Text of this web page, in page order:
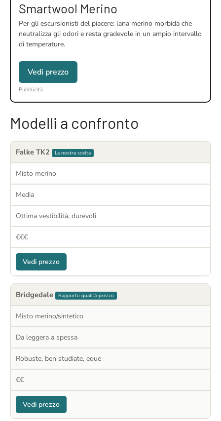
Smartwool Merino
Per gli escursionisti del piacere: lana merino morbida che
neutralizza gli odori e resta gradevole in un ampio intervallo
di temperature.
Vedi prezzo
Pubblicità
Modelli a confronto
Falke TK2 La nostra scelta
Misto merino
Media
Ottima vestibilità, durevoli
€€€
Vedi prezzo
Bridgedale Rapporto qualità-prezzo
Misto merino/sintetico
Da leggera a spessa
Robuste, ben studiate, eque
€€
Vedi prezzo